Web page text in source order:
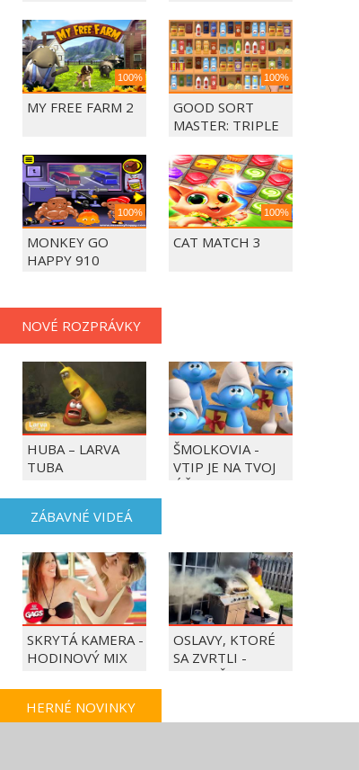
100%
MY FREE FARM 2
100%
GOOD SORT
MASTER: TRIPLE
100%
MONKEY GO
HAPPY 910
100%
CAT MATCH 3
NOVÉ ROZPRÁVKY
HUBA – LARVA
TUBA
ŠMOLKOVIA -
VTIP JE NA TVOJ
ÚČET
ZÁBAVNÉ VIDEÁ
SKRYTÁ KAMERA -
HODINOVÝ MIX
OSLAVY, KTORÉ
SA ZVRTLI -
NAJLEPŠIE
HERNÉ NOVINKY